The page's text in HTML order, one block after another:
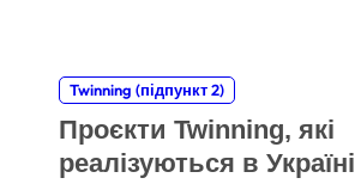
Twinning (підпункт 2)
Проєкти Twinning, які
реалізуються в Україні